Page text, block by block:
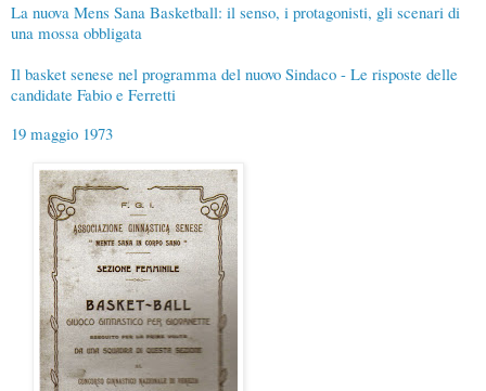
La nuova Mens Sana Basketball: il senso, i protagonisti, gli scenari di
una mossa obbligata
Il basket senese nel programma del nuovo Sindaco - Le risposte delle
candidate Fabio e Ferretti
19 maggio 1973